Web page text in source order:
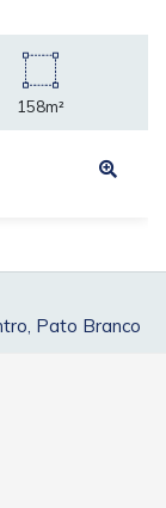
158m²
Pato Branco